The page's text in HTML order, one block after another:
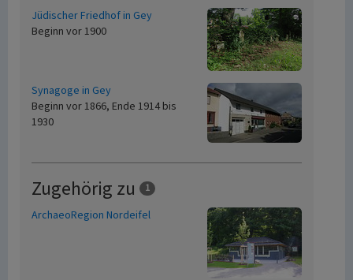
Jüdischer Friedhof in Gey
Beginn vor 1900
Synagoge in Gey
Beginn vor 1866, Ende 1914 bis
1930
Zugehörig zu 1
ArchaeoRegion Nordeifel